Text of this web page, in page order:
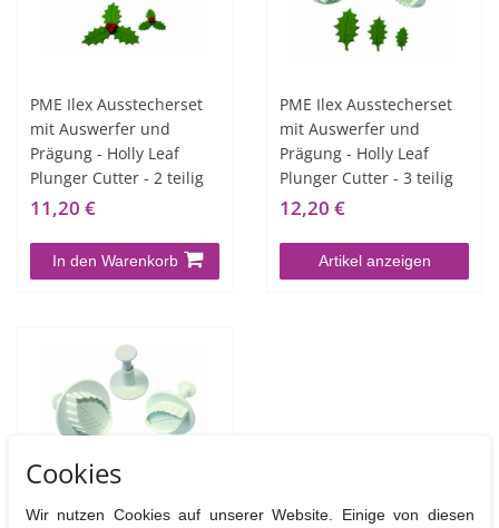
PME Ilex Ausstecherset
mit Auswerfer und
Prägung - Holly Leaf
Plunger Cutter - 2 teilig
11,20 €
In den Warenkorb
PME Ilex Ausstecherset
mit Auswerfer und
Prägung - Holly Leaf
Plunger Cutter - 3 teilig
12,20 €
Artikel anzeigen
Cookies
Wir nutzen Cookies auf unserer Website. Einige von diesen